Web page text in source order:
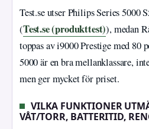
Test.se utser Philips Series 5000
(Test.se (produkttest)), medan
toppas av i9000 Prestige med 80
5000 är en bra mellanklassare,
men ger mycket för priset.
VILKA FUNKTIONER
VÅT/TORR, BATTERITID,